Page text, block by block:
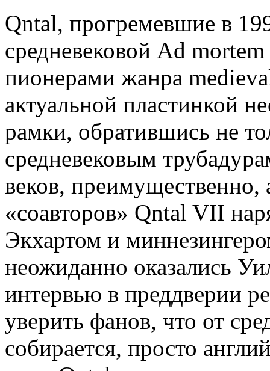
Qntal, прогремевшие в
средневековой Ad
пионерами жанра
актуальной пластинкой
рамки, обратившись не
средневековым
веков,
«соавторов» Qntal VII
Экхартом и
неожиданно оказались
интервью в преддверии
уверить фанов, что от
собирается, просто